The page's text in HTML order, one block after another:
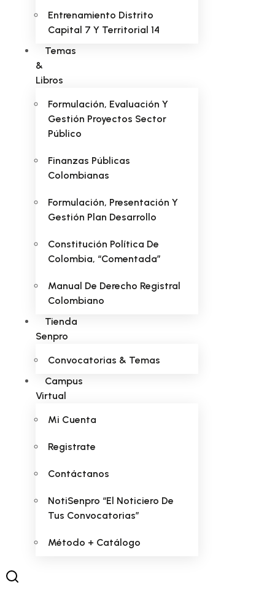
Entrenamiento Distrito
Capital 7 Y Territorial 14
Temas
&
Libros
Formulación, Evaluación Y
Gestión Proyectos Sector
Público
Finanzas Públicas
Colombianas
Formulación, Presentación Y
Gestión Plan Desarrollo
Constitución Política De
Colombia, “comentada”
Manual De Derecho Registral
Colombiano
Tienda
Senpro
Convocatorias & Temas
Campus
Virtual
Mi Cuenta
Registrate
Contáctanos
NotiSenpro “El Noticiero De
Tus Convocatorias”
Método + Catálogo